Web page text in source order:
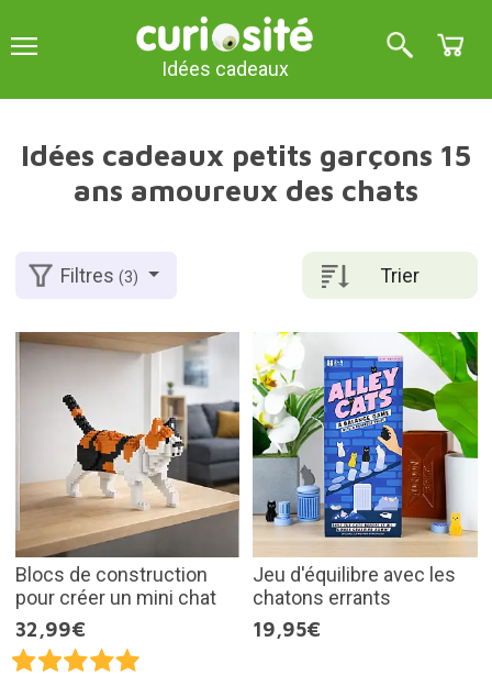
Idées cadeaux
Idées cadeaux petits garçons 15
ans amoureux des chats
Trier
Filtres(3)
Blocs de construction
pour créer un mini chat
32,99€
Jeu d'équilibre avec les
chatons errants
19,95€